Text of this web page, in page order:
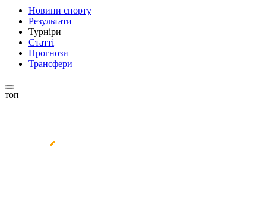
Новини спорту
Результати
Турніри
Статті
Прогнози
Трансфери
топ